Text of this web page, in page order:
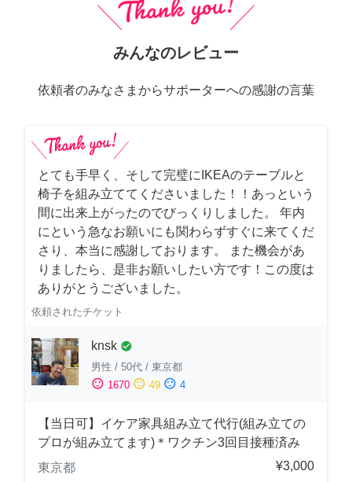
みんなのレビュー
依頼者のみなさまからサポーターへの感謝の言葉
とても手早く、そして完璧にIKEAのテーブルと
椅子を組み立ててくださいました！！あっという
間に出来上がったのでびっくりしました。 年内
にという急なお願いにも関わらずすぐに来てくだ
さり、本当に感謝しております。 また機会があ
りましたら、是非お願いしたい方です！この度は
ありがとうございました。
依頼されたチケット
knsk check_circle
男性 / 50代 / 東京都
sentiment_satisfied 1670 sentiment_neutral 49 sentiment_dissatisfied 4
【当日可】イケア家具組み立て代行(組み立ての
プロが組み立てます)＊ワクチン3回目接種済み
東京都
¥3,000